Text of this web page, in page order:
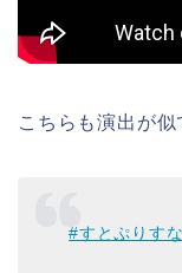
こちらも演出が似
#すとぷりす